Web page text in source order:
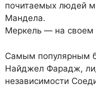
почитаемых людей
Мандела.
Меркель — на своем
Самым популярным
Найджел Фарадж,
независимости